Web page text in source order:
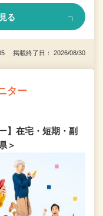
る
掲載終了日： 2026/08/30
ター
】在宅・短期・副
＞